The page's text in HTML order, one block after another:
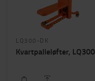
LQ300-DK
Kvartpalleløfter, LQ300